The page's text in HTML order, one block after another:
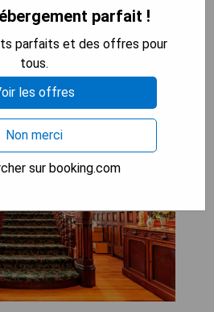
LA DISPONIBILITÉparfait !
parfaits et des offres pour
tous.
les offres
Non merci
sur booking.com